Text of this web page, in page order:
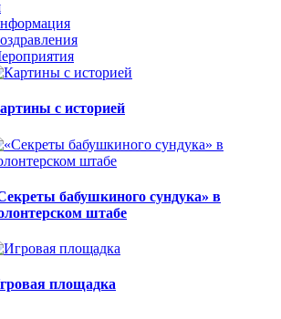
с историей
бабушкиного сундука» в
штабе
площадка